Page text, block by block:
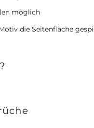
möglich
die Seitenfläche